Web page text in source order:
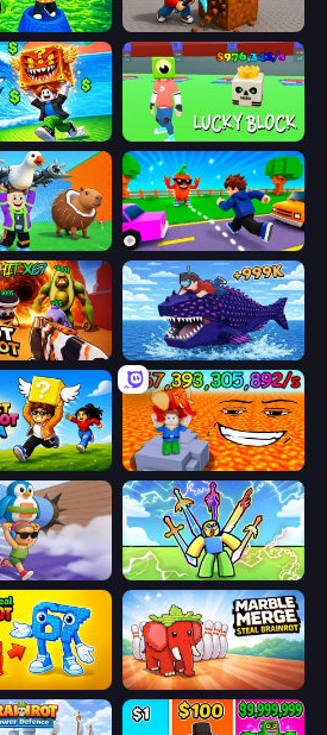
Save Memerots: Acid Lava lake Obby: Break Rocks For Brainrots
Obby Escape from Tsunami Brainrot Lucky Block
Escape Tsunami Brainrot Robby: Cross the Road for Brainrot
Obby Fish Challenge: Ride
Arena Escape Lava for Brainrots!
BrainZombie Log Escape Obby vs Brainrot
Steal Brainrot Marble Merge: Steal Brainrot Game